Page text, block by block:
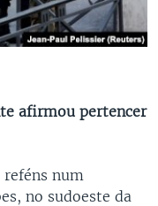
afirmou pertencer
num
no sudoeste da